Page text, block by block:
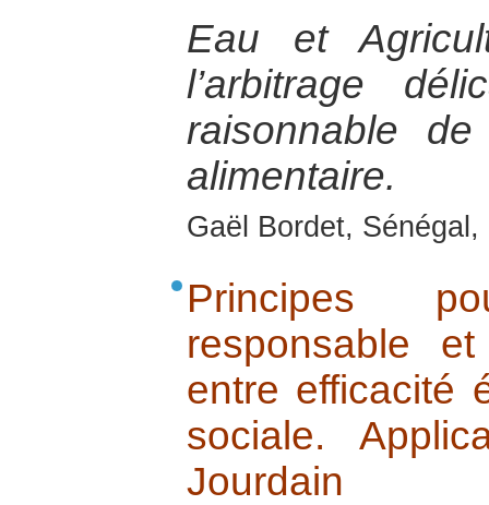
Eau et
l’arbitrage
raisonnable
alimentaire.
Gaël Bordet,
Principes
responsable
entre efficacité
sociale.
Jourdain